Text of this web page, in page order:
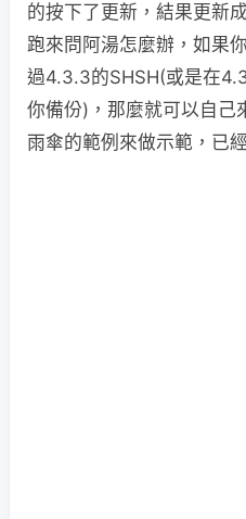
的按下了更新，結果更新
跑來問阿湯怎麼辦，如果
過4.3.3的SHSH(或是在
你備份)，那麼就可以自己
雨傘的範例來做示範，已